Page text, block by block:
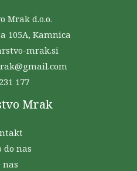
Mrak d.o.o.
105A, Kamnica
mrak.si
177
Mrak
do nas
nas